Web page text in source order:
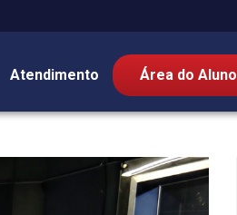
Atendimento Área do Aluno